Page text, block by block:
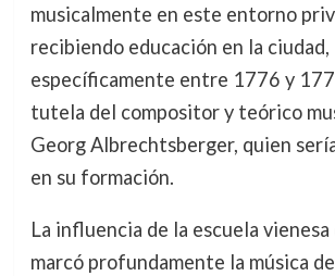
musicalmente en este entorno
recibiendo educación en la ciudad,
específicamente entre 1776 y
tutela del compositor y teórico
Georg Albrechtsberger, quien
en su formación.
La influencia de la escuela vienesa
marcó profundamente la música